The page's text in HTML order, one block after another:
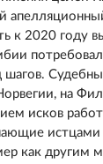
к 2020 году
потребовал
шагов.
на
исков
истцами
как другим